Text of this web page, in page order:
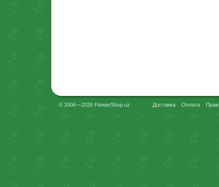
© 2006—2026 FlowerShop.uz Доставка Оплата